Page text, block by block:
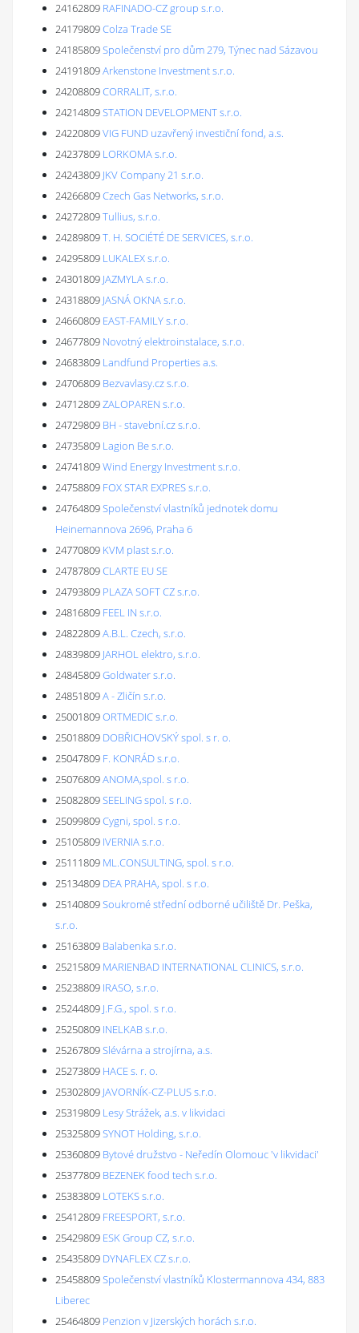
24162809 RAFINADO-CZ group s.r.o.
24179809Colza Trade SE
24185809Společenství pro dům 279, Týnec nad Sázavou
24191809Arkenstone Investment s.r.o.
24208809CORRALIT, s.r.o.
24214809STATION DEVELOPMENT s.r.o.
24220809VIG FUND uzavřený investiční fond, a.s.
24237809 LORKOMA s.r.o.
24243809 JKV Company 21 s.r.o.
24266809Czech Gas Networks, s.r.o.
24272809Tullius, s.r.o.
24289809T. H. SOCIÉTÉ DE SERVICES, s.r.o.
24295809 LUKALEX s.r.o.
24301809 JAZMYLA s.r.o.
24318809 JASNÁ OKNA s.r.o.
24660809 EAST-FAMILY s.r.o.
24677809 Novotný elektroinstalace, s.r.o.
24683809 Landfund Properties a.s.
24706809 Bezvavlasy.cz s.r.o.
24712809ZALOPAREN s.r.o.
24729809 BH - stavební.cz s.r.o.
24735809 Lagion Be s.r.o.
24741809Wind Energy Investment s.r.o.
24758809 FOX STAR EXPRES s.r.o.
24764809Společenství vlastníků jednotek domu
Heinemannova 2696, Praha 6
24770809 KVM plast s.r.o.
24787809CLARTE EU SE
24793809 PLAZA SOFT CZ s.r.o.
24816809 FEEL IN s.r.o.
24822809A.B.L. Czech, s.r.o.
24839809 JARHOL elektro, s.r.o.
24845809Goldwater s.r.o.
24851809A - Zličín s.r.o.
25001809ORTMEDIC s.r.o.
25018809 DOBŘICHOVSKÝ spol. s r. o.
25047809 F. KONRÁD s.r.o.
25076809ANOMA,spol. s r.o.
25082809SEELING spol. s r.o.
25099809Cygni, spol. s r.o.
25105809 IVERNIA s.r.o.
25111809 ML.CONSULTING, spol. s r.o.
25134809 DEA PRAHA, spol. s r.o.
25140809Soukromé střední odborné učiliště Dr. Peška,
s.r.o.
25163809 Balabenka s.r.o.
25215809 MARIENBAD INTERNATIONAL CLINICS, s.r.o.
25238809 IRASO, s.r.o.
25244809 J.F.G., spol. s r.o.
25250809 INELKAB s.r.o.
25267809Slévárna a strojírna, a.s.
25273809 HACE s. r. o.
25302809 JAVORNÍK-CZ-PLUS s.r.o.
25319809 Lesy Strážek, a.s. v likvidaci
25325809SYNOT Holding, s.r.o.
25360809 Bytové družstvo - Neředín Olomouc 'v likvidaci'
25377809 BEZENEK food tech s.r.o.
25383809 LOTEKS s.r.o.
25412809 FREESPORT, s.r.o.
25429809 ESK Group CZ, s.r.o.
25435809 DYNAFLEX CZ s.r.o.
25458809Společenství vlastníků Klostermannova 434, 883
Liberec
25464809 Penzion v Jizerských horách s.r.o.